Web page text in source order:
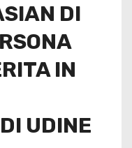
DI
IN
UDINE